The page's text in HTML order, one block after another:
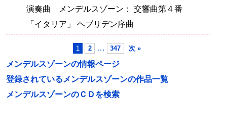
演奏曲 メンデルスゾーン： 交響曲第４番
「イタリア」 ヘブリデン序曲
1 2 … 347 次 »
メンデルスゾーンの情報ページ
登録されているメンデルスゾーンの作品一覧
メンデルスゾーンのＣＤを検索